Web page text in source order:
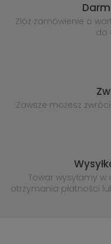
Złóż zamówienie o
do
Zawsze możesz
Towar wysyłamy
otrzymania płatności